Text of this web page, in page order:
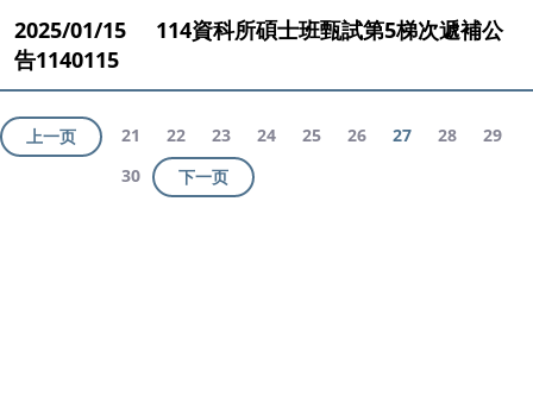
2025/01/15 114資科所碩士班甄試第5梯次遞補公
告1140115
上一页 21 22 23 24 25 26 27 28
29
30
下一页